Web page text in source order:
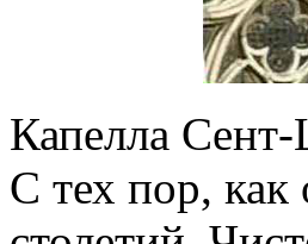
Капелла Сент-
С тех пор,